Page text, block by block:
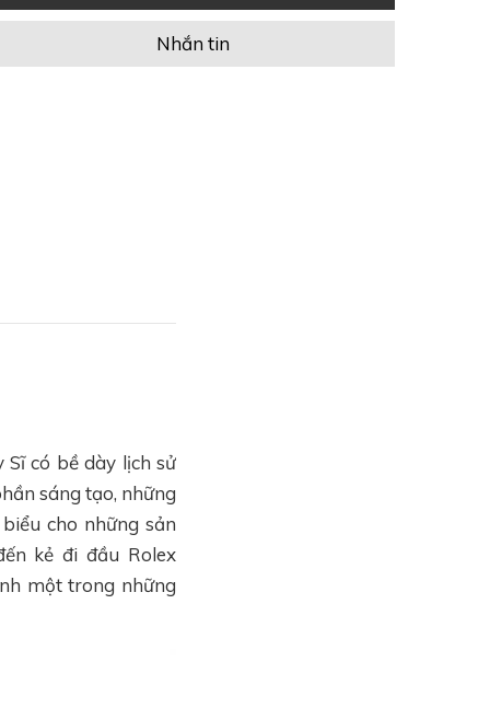
Nhắn tin
có bề dày lịch sử
sáng tạo, những
cho những sản
kẻ đi đầu Rolex
một trong những